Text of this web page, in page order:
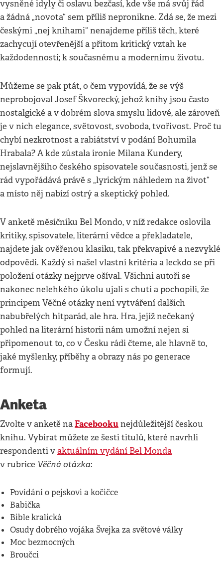
vysněné idyly či oslavu bezčasí, kde vše má svůj řád
a žádná „novota“ sem příliš nepronikne. Zdá se, že mezi
českými „nej knihami“ nenajdeme příliš těch, které
zachycují otevřenější a přitom kritický vztah ke
každodennosti; k současnému a modernímu životu.
Můžeme se pak ptát, o čem vypovídá, že se výš
neprobojoval Josef Škvorecký, jehož knihy jsou často
nostalgické a v dobrém slova smyslu lidové, ale zároveň
je v nich elegance, světovost, svoboda, tvořivost. Proč tu
chybí nezkrotnost a rabiátství v podání Bohumila
Hrabala? A kde zůstala ironie Milana Kundery,
nejslavnějšího českého spisovatele současnosti, jenž se
rád vypořádává právě s „lyrickým náhledem na život“
a místo něj nabízí ostrý a skeptický pohled.
V anketě měsíčníku Bel Mondo, v níž redakce oslovila
kritiky, spisovatele, literární vědce a překladatele,
najdete jak ověřenou klasiku, tak překvapivé a nezvyklé
odpovědi. Každý si našel vlastní kritéria a leckdo se při
položení otázky nejprve ošíval. Všichni autoři se
nakonec nelehkého úkolu ujali s chutí a pochopili, že
principem Věčné otázky není vytváření dalších
nabubřelých hitparád, ale hra. Hra, jejíž nečekaný
pohled na literární historii nám umožní nejen si
připomenout to, co v Česku rádi čteme, ale hlavně to,
jaké myšlenky, příběhy a obrazy nás po generace
formují.
Anketa
Zvolte v anketě naFacebookunejdůležitější českou
knihu. Vybírat můžete ze šesti titulů, které navrhli
respondenti vaktuálním vydání Bel Monda
v rubrice Věčná otázka:
Povídání o pejskovi a kočičce
Babička
Bible kralická
Osudy dobrého vojáka Švejka za světové války
Moc bezmocných
Broučci